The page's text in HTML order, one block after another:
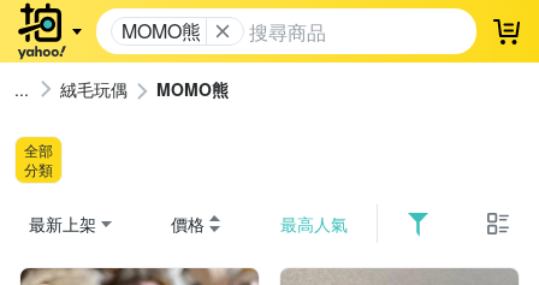
MOMO熊 登
絨毛玩偶 MOMO熊
全部
分類
最新上架 價格 最高人氣